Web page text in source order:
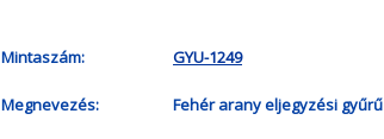
Mintaszám: GYU-1249
Megnevezés: Fehér arany eljegyzési gyűrű